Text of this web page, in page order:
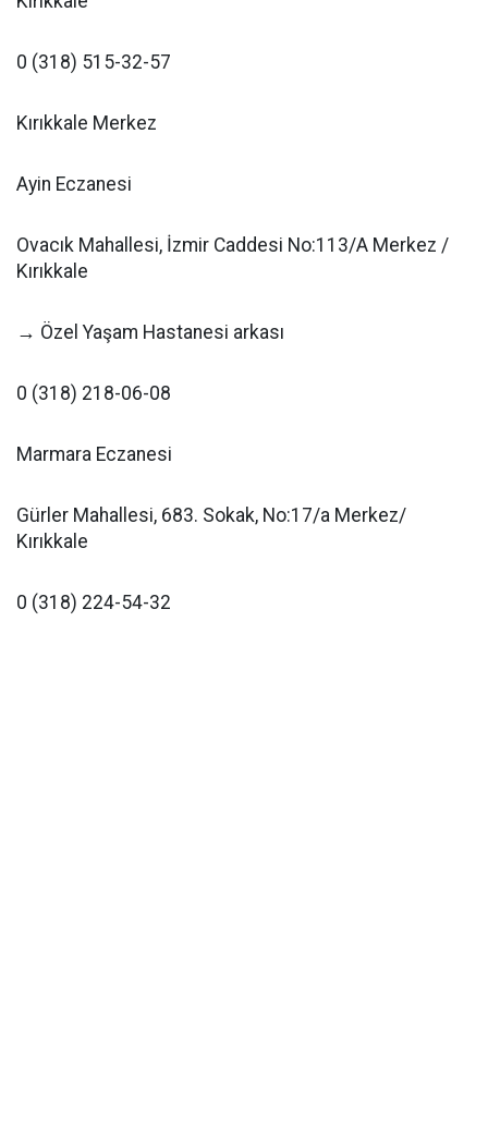
0 (318) 515-32-57
Kırıkkale Merkez
Ayin Eczanesi
Ovacık Mahallesi, İzmir Caddesi No:113/A Merkez /
Kırıkkale
→ Özel Yaşam Hastanesi arkası
0 (318) 218-06-08
Marmara Eczanesi
Gürler Mahallesi, 683. Sokak, No:17/a Merkez/
Kırıkkale
0 (318) 224-54-32